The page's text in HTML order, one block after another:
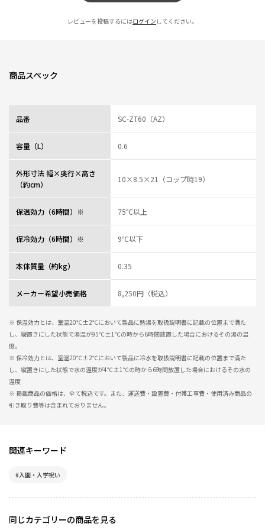
レビューを投稿するにはログイン してください。
商品スペック
品番 SC-ZT60（AZ）
容量（L） 0.6
外形寸法 幅×奥行×高さ
（約cm）
10×8.5×21（コップ時19）
保温効力（6時間）※ 75℃以上
保冷効力（6時間）※ 9℃以下
本体質量（約kg） 0.35
メーカー希望小売価格 8,250円（税込）
※ 保温効力とは、室温20℃±2℃において製品に熱湯を取扱説明書に記載の位置まで満た
し、縦置きにした状態で湯温が95℃±1℃の時から6時間放置した場合におけるその湯の温
度。
※ 保冷効力とは、室温20℃±2℃において製品に冷水を取扱説明書に記載の位置まで満た
し、縦置きにした状態で水の温度が4℃±1℃の時から6時間放置した場合におけるその水の
温度
※ 掲載商品の価格は、全て税込です。また、運送費・設置費・付帯工事費・使用済み商品の
引き取り費等は含まれておりません。
関連キーワード
#入園・入学祝い
同じカテゴリーの商品を見る